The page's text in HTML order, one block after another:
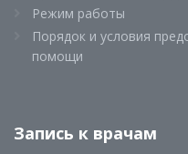
Режим работы
Порядок и условия
помощи
Запись к врачам